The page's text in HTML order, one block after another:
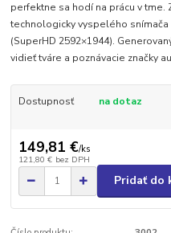
perfektne sa hodí na prácu v
technologicky vyspelého snímača
(SuperHD 2592×1944).
vidieť tváre a poznávacie značky
Dostupnosť na dotaz
149,81 €/ks
121,80 € bez DPH
Pridať do